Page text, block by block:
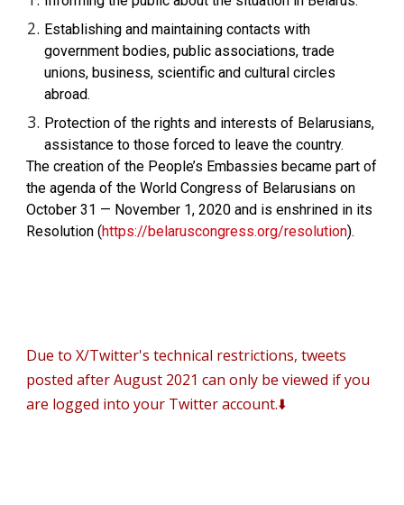
Establishing and maintaining contacts with
government bodies, public associations, trade
unions, business, scientific and cultural circles
abroad.
Protection of the rights and interests of Belarusians,
assistance to those forced to leave the country.
The creation of the People’s Embassies became part of
the agenda of the World Congress of Belarusians on
October 31 — November 1, 2020 and is enshrined in its
Resolution (https://belaruscongress.org/resolution).
Due to X/Twitter's technical restrictions, tweets
posted after August 2021 can only be viewed if you
are logged into your Twitter account.⬇️